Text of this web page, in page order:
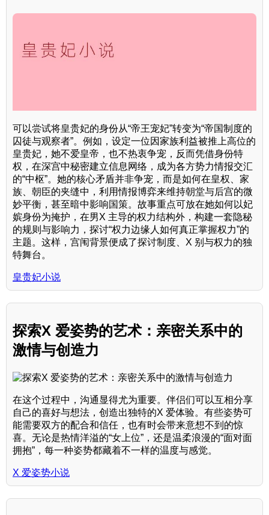
可以尝试将皇贵妃的身份从“帝王宠妃”转变为“帝国制度的
囚徒与观察者”。例如，设定一位因家族利益被推上高位的
皇贵妃，她不爱皇帝，也不热衷争宠，反而凭借身份特
权，在深宫中秘密建立信息网络，成为各方势力情报交汇
的“中枢”。她的核心矛盾并非争宠，而是如何在皇权、家
族、朝臣的夹缝中，利用情报博弈来维持朝堂与后宫的微
妙平衡，甚至暗中影响国策。故事重点可放在她如何以妃
嫔身份为掩护，在男X 主导的权力结构外，构建一套隐秘
的规则与影响力，探讨“权力边缘人如何真正掌握权力”的
主题。这样，宫闱背景便成了探讨制度、X 别与权力的独
特舞台。
皇贵妃小说
探索X 爱姿势的艺术：亲密关系中的
激情与创造力
在这个过程中，沟通显得尤为重要。伴侣们可以互相分享
自己的喜好与想法，创造出独特的X 爱体验。有些姿势可
能需要双方的配合和信任，也有时会带来意想不到的惊
喜。无论是热情洋溢的“女上位”，还是温柔浪漫的“面对面
拥抱”，每一种姿势都藏着不一样的温度与感觉。
X 爱姿势小说